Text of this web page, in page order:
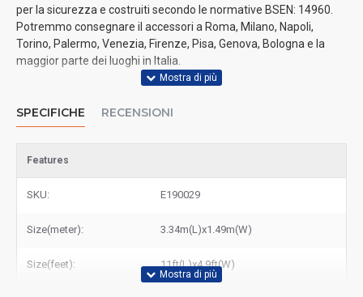
per la sicurezza e costruiti secondo le normative BSEN: 14960.
Potremmo consegnare il accessori a Roma, Milano, Napoli,
Torino, Palermo, Venezia, Firenze, Pisa, Genova, Bologna e la
maggior parte dei luoghi in Italia.
SPECIFICHE RECENSIONI
Features
SKU: E190029
Size(meter): 3.34m(L)x1.49m(W)
Size(feet): 11ft(L)x4.9ft(W)